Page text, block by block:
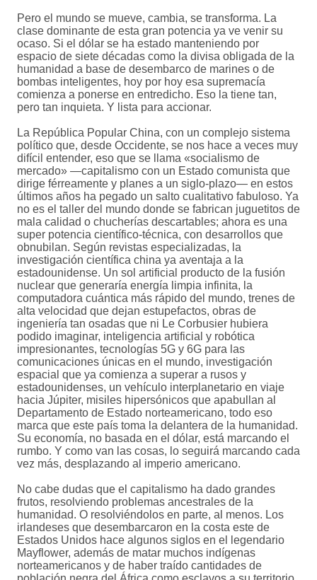
Pero el mundo se mueve, cambia, se transforma. La
clase dominante de esta gran potencia ya ve venir su
ocaso. Si el dólar se ha estado manteniendo por
espacio de siete décadas como la divisa obligada de la
humanidad a base de desembarco de marines o de
bombas inteligentes, hoy por hoy esa supremacía
comienza a ponerse en entredicho. Eso la tiene tan,
pero tan inquieta. Y lista para accionar.
La República Popular China, con un complejo sistema
político que, desde Occidente, se nos hace a veces muy
difícil entender, eso que se llama «socialismo de
mercado» —capitalismo con un Estado comunista que
dirige férreamente y planes a un siglo-plazo— en estos
últimos años ha pegado un salto cualitativo fabuloso. Ya
no es el taller del mundo donde se fabrican juguetitos de
mala calidad o chucherías descartables; ahora es una
super potencia científico-técnica, con desarrollos que
obnubilan. Según revistas especializadas, la
investigación científica china ya aventaja a la
estadounidense. Un sol artificial producto de la fusión
nuclear que generaría energía limpia infinita, la
computadora cuántica más rápido del mundo, trenes de
alta velocidad que dejan estupefactos, obras de
ingeniería tan osadas que ni Le Corbusier hubiera
podido imaginar, inteligencia artificial y robótica
impresionantes, tecnologías 5G y 6G para las
comunicaciones únicas en el mundo, investigación
espacial que ya comienza a superar a rusos y
estadounidenses, un vehículo interplanetario en viaje
hacia Júpiter, misiles hipersónicos que apabullan al
Departamento de Estado norteamericano, todo eso
marca que este país toma la delantera de la humanidad.
Su economía, no basada en el dólar, está marcando el
rumbo. Y como van las cosas, lo seguirá marcando cada
vez más, desplazando al imperio americano.
No cabe dudas que el capitalismo ha dado grandes
frutos, resolviendo problemas ancestrales de la
humanidad. O resolviéndolos en parte, al menos. Los
irlandeses que desembarcaron en la costa este de
Estados Unidos hace algunos siglos en el legendario
Mayflower, además de matar muchos indígenas
norteamericanos y de haber traído cantidades de